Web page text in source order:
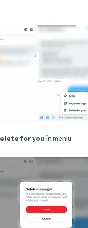
for youîn meniu.